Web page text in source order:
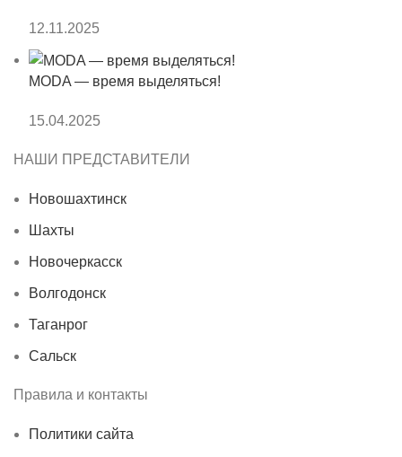
12.11.2025
MODA — время выделяться!
15.04.2025
НАШИ ПРЕДСТАВИТЕЛИ
Новошахтинск
Шахты
Новочеркасск
Волгодонск
Таганрог
Сальск
Правила и контакты
Политики сайта